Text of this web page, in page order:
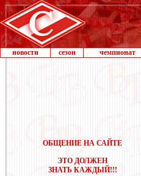
новости сезон чемпионат
ОБЩЕНИЕ НА САЙТЕ
ЭТО ДОЛЖЕН
ЗНАТЬ КАЖДЫЙ!!!